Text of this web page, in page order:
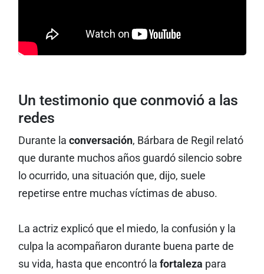
Un testimonio que conmovió a las
redes
Durante la conversación, Bárbara de Regil relató
que durante muchos años guardó silencio sobre
lo ocurrido, una situación que, dijo, suele
repetirse entre muchas víctimas de abuso.
La actriz explicó que el miedo, la confusión y la
culpa la acompañaron durante buena parte de
su vida, hasta que encontró la fortaleza para